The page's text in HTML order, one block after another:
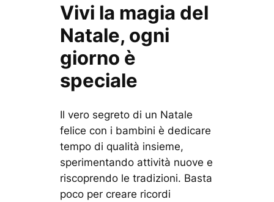
Vivi la magia del
Natale, ogni
giorno è
speciale
Il vero segreto di un Natale
felice con i bambini è dedicare
tempo di qualità insieme,
sperimentando attività nuove e
riscoprendo le tradizioni. Basta
poco per creare ricordi